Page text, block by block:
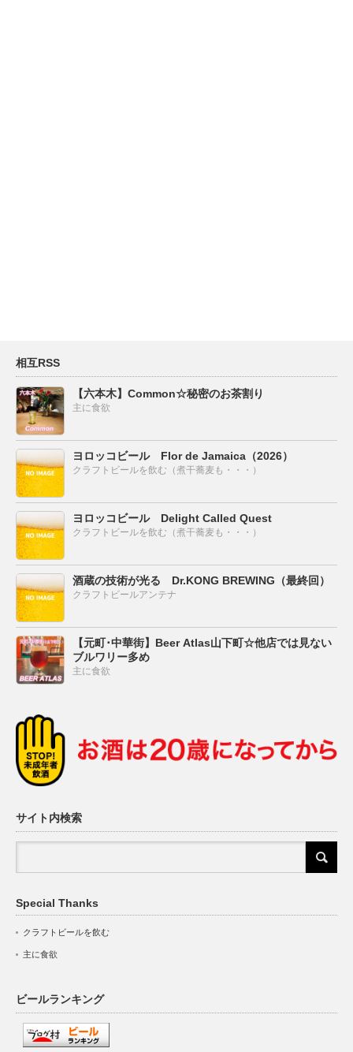
相互RSS
【六本木】Common☆秘密のお茶割り
主に食欲
ヨロッコビール Flor de Jamaica（2026）
クラフトビールを飲む（煮干蕎麦も・・・）
ヨロッコビール Delight Called Quest
クラフトビールを飲む（煮干蕎麦も・・・）
酒蔵の技術が光る Dr.KONG BREWING（最終回）
クラフトビールアンテナ
【元町･中華街】Beer Atlas山下町☆他店では見ない
ブルワリー多め
主に食欲
サイト内検索
Special Thanks
クラフトビールを飲む
主に食欲
ビールランキング